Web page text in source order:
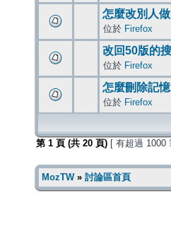
怎麼改別人
位於 Firefox
改回50版的
位於 Firefox
怎麼刪除記憶
位於 Firefox
第 1 頁 (共 20 頁) [ 有超過 1000
MozTW» 討論區首頁